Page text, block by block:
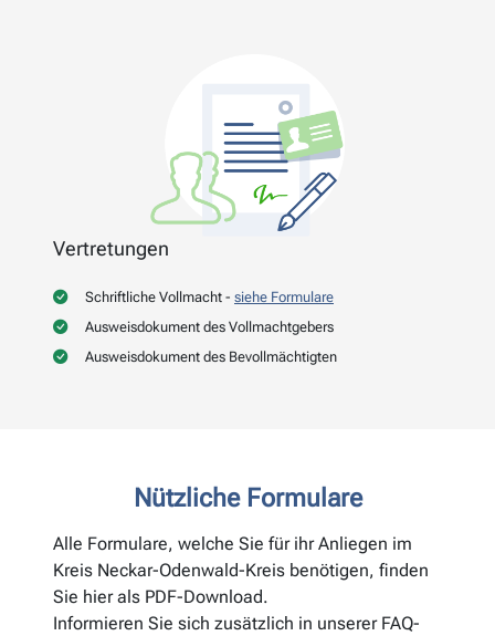
Vertretungen
Schriftliche Vollmacht - siehe Formulare
Ausweisdokument des Vollmachtgebers
Ausweisdokument des Bevollmächtigten
Nützliche Formulare
Alle Formulare, welche Sie für ihr Anliegen im
Kreis Neckar-Odenwald-Kreis benötigen, finden
Sie hier als PDF-Download.
Informieren Sie sich zusätzlich in unserer FAQ-